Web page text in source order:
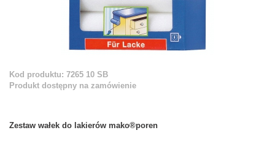
Kod produktu: 7265 10 SB
Produkt dostępny na zamówienie
Zestaw wałek do lakierów mako®poren